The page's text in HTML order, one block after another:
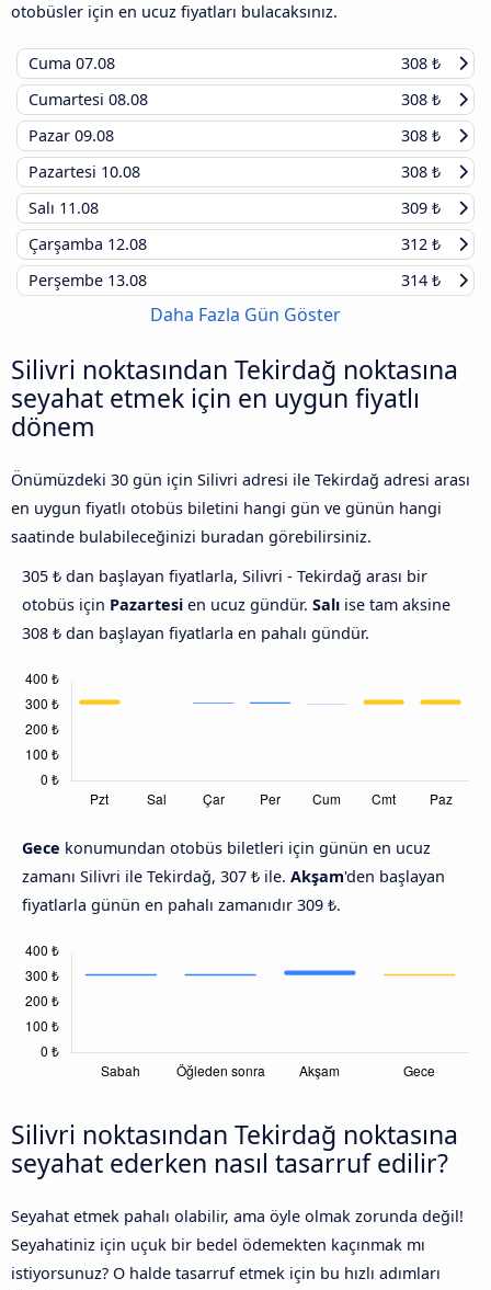
otobüsler için en ucuz fiyatları bulacaksınız.
Cuma 07.08
308 ₺
Cumartesi 08.08
308 ₺
Pazar 09.08
308 ₺
Pazartesi 10.08
308 ₺
Salı 11.08
309 ₺
Çarşamba 12.08
312 ₺
Perşembe 13.08 314 ₺
Daha Fazla Gün Göster
Silivri noktasından Tekirdağ noktasına
seyahat etmek için en uygun fiyatlı
dönem
Önümüzdeki 30 gün için Silivri adresi ile Tekirdağ adresi arası
en uygun fiyatlı otobüs biletini hangi gün ve günün hangi
saatinde bulabileceğinizi buradan görebilirsiniz.
305 ₺ dan başlayan fiyatlarla, Silivri - Tekirdağ arası bir
otobüs için Pazartesi en ucuz gündür. Salı ise tam aksine
308 ₺ dan başlayan fiyatlarla en pahalı gündür.
Gece konumundan otobüs biletleri için günün en ucuz
zamanı Silivri ile Tekirdağ, 307 ₺ ile. Akşam'den başlayan
fiyatlarla günün en pahalı zamanıdır 309 ₺.
Silivri noktasından Tekirdağ noktasına
seyahat ederken nasıl tasarruf edilir?
Seyahat etmek pahalı olabilir, ama öyle olmak zorunda değil!
Seyahatiniz için uçuk bir bedel ödemekten kaçınmak mı
istiyorsunuz? O halde tasarruf etmek için bu hızlı adımları